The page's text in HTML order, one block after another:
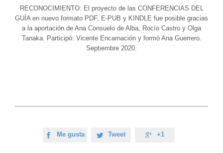
RECONOCIMIENTO: El proyecto de las CONFERENCIAS DEL
GUÍA en nuevo formato PDF, E-PUB y KINDLE fue posible gracias
a la aportación de Ana Consuelo de Alba, Rocío Castro y Olga
Tanaka. Participó: Vicente Encarnación y formó Ana Guerrero.
Septiembre 2020.
 Me gusta  Tweet  +1